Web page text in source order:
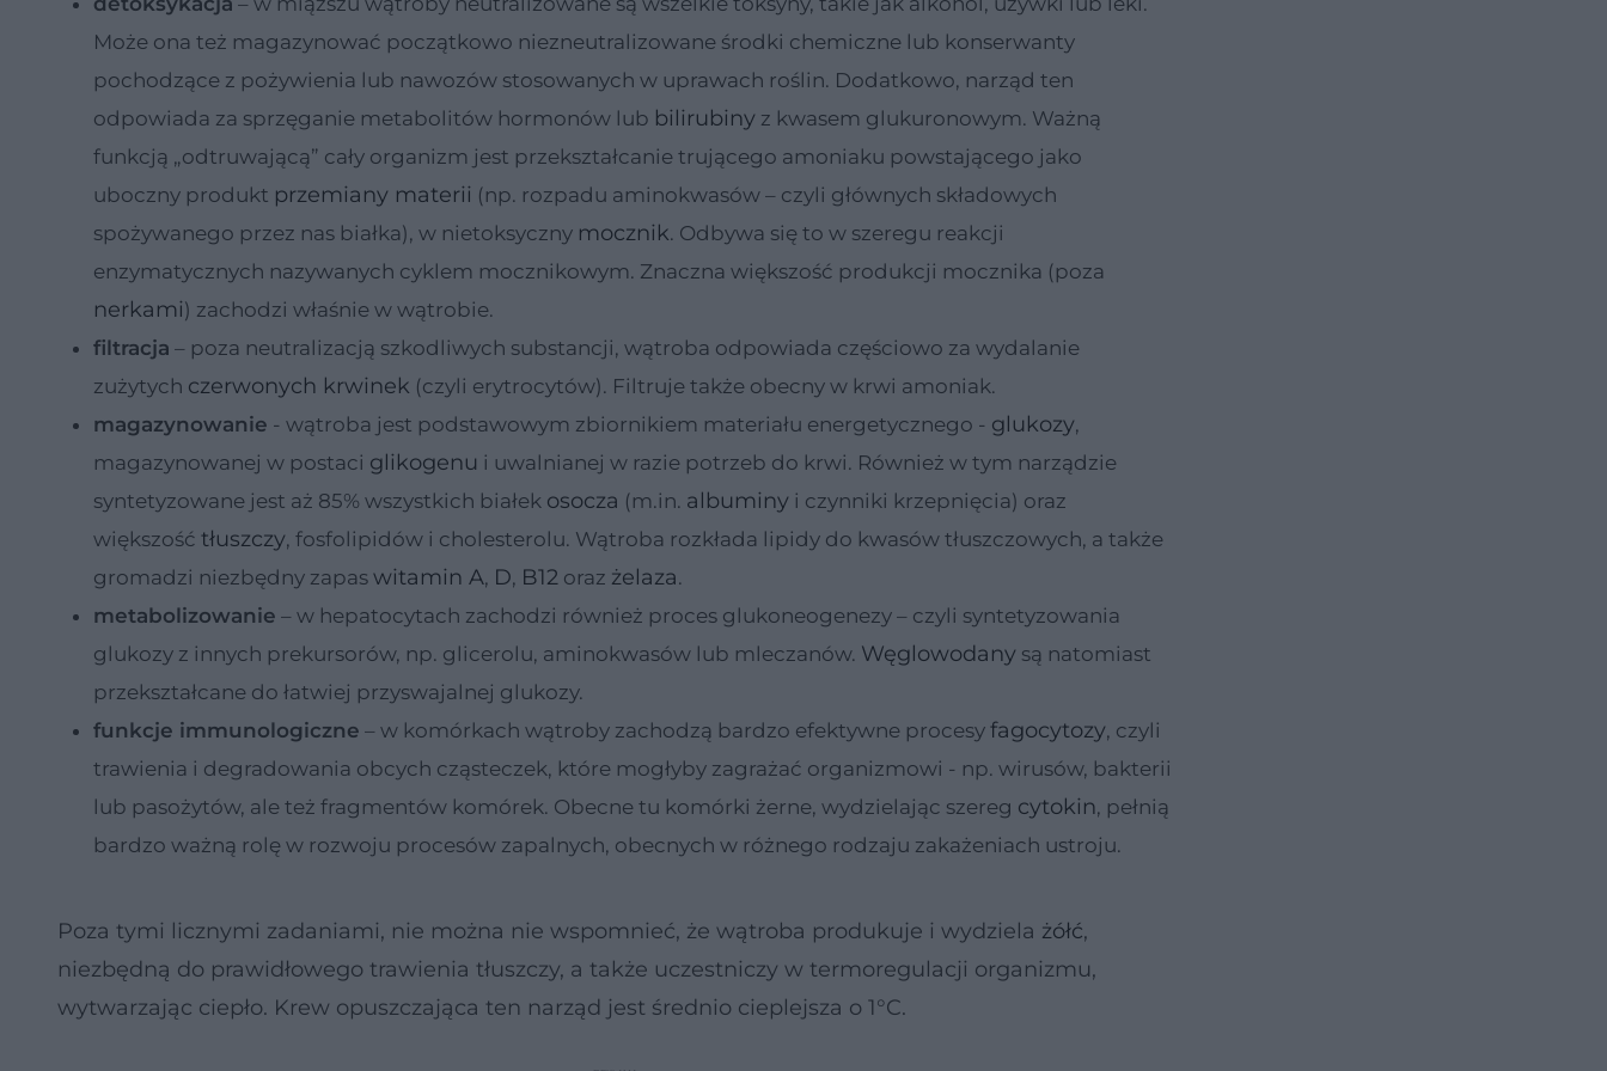
Może ona też magazynować początkowo niezneutralizowane środki chemiczne lub konserwanty
pochodzące z pożywienia lub nawozów stosowanych w uprawach roślin. Dodatkowo, narząd ten
odpowiada za sprzęganie metabolitów hormonów lub bilirubiny z kwasem glukuronowym. Ważną
funkcją „odtruwającą” cały organizm jest przekształcanie trującego amoniaku powstającego jako
uboczny produkt przemiany materii (np. rozpadu aminokwasów – czyli głównych składowych
spożywanego przez nas białka), w nietoksyczny mocznik. Odbywa się to w szeregu reakcji
enzymatycznych nazywanych cyklem mocznikowym. Znaczna większość produkcji mocznika (poza
nerkami) zachodzi właśnie w wątrobie.
filtracja – poza neutralizacją szkodliwych substancji, wątroba odpowiada częściowo za wydalanie
zużytych czerwonych krwinek (czyli erytrocytów). Filtruje także obecny w krwi amoniak.
magazynowanie - wątroba jest podstawowym zbiornikiem materiału energetycznego - glukozy,
magazynowanej w postaci glikogenu i uwalnianej w razie potrzeb do krwi. Również w tym narządzie
syntetyzowane jest aż 85% wszystkich białek osocza (m.in. albuminy i czynniki krzepnięcia) oraz
większość tłuszczy, fosfolipidów i cholesterolu. Wątroba rozkłada lipidy do kwasów tłuszczowych, a także
gromadzi niezbędny zapas witamin A, D, B12 oraz żelaza.
metabolizowanie – w hepatocytach zachodzi również proces glukoneogenezy – czyli syntetyzowania
glukozy z innych prekursorów, np. glicerolu, aminokwasów lub mleczanów. Węglowodany są natomiast
przekształcane do łatwiej przyswajalnej glukozy.
funkcje immunologiczne – w komórkach wątroby zachodzą bardzo efektywne procesy fagocytozy, czyli
trawienia i degradowania obcych cząsteczek, które mogłyby zagrażać organizmowi - np. wirusów, bakterii
lub pasożytów, ale też fragmentów komórek. Obecne tu komórki żerne, wydzielając szereg cytokin, pełnią
bardzo ważną rolę w rozwoju procesów zapalnych, obecnych w różnego rodzaju zakażeniach ustroju.
Poza tymi licznymi zadaniami, nie można nie wspomnieć, że wątroba produkuje i wydziela żółć,
niezbędną do prawidłowego trawienia tłuszczy, a także uczestniczy w termoregulacji organizmu,
wytwarzając ciepło. Krew opuszczająca ten narząd jest średnio cieplejsza o 1°C.